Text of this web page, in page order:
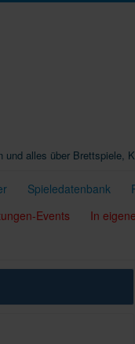
alles über Brettspiele,
Spieledatenbank
Events
In